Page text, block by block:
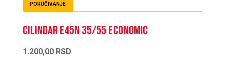
PORUČIVANJE
CILINDAR E45N 35/55 ECONOMIC
1.200,00 RSD